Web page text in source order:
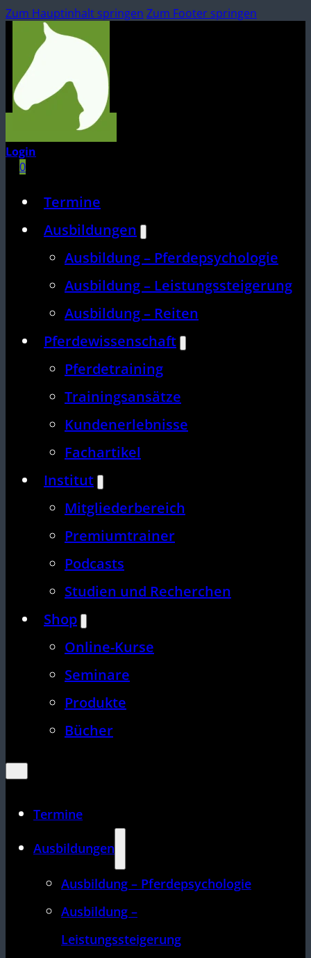
Zum Hauptinhalt springen Zum Footer springen
Login
0
Termine
Ausbildungen
Ausbildung – Pferdepsychologie
Ausbildung – Leistungssteigerung
Ausbildung – Reiten
Pferdewissenschaft
Pferdetraining
Trainingsansätze
Kundenerlebnisse
Fachartikel
Institut
Mitgliederbereich
Premiumtrainer
Podcasts
Studien und Recherchen
Shop
Online-Kurse
Seminare
Produkte
Bücher
Termine
Ausbildungen
Ausbildung – Pferdepsychologie
Ausbildung –
Leistungssteigerung